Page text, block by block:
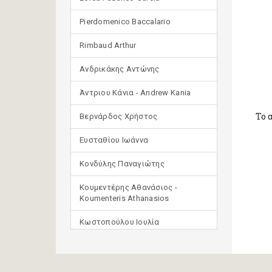
Pierdomenico Baccalario
Rimbaud Arthur
Ανδρικάκης Αντώνης
Άντριου Κάνια - Andrew Kania
Βερνάρδος Χρήστος
Ευσταθίου Ιωάννα
Κονδύλης Παναγιώτης
Κουμεντέρης Αθανάσιος -
Koumenteris Athanasios
Κωστοπούλου Ιουλία
(μετάφραση)
Το